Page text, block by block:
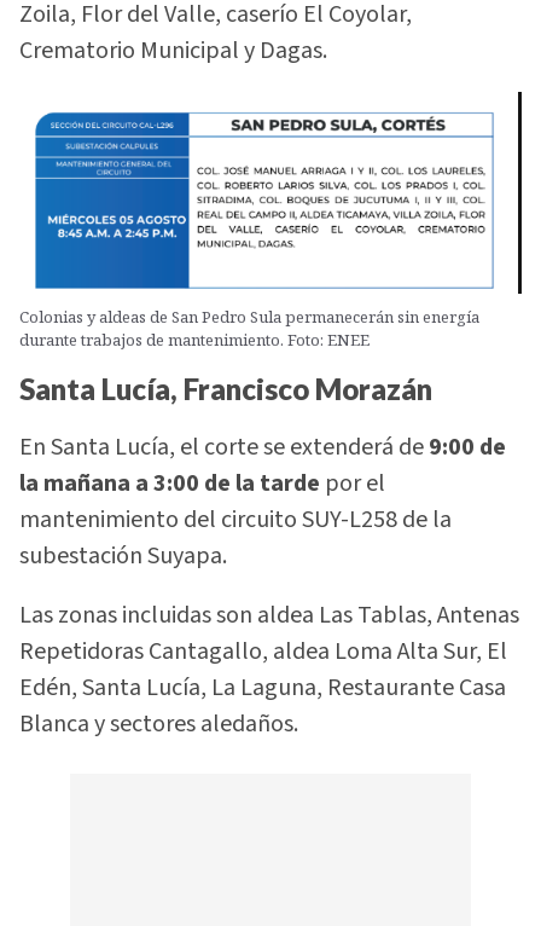
Zoila, Flor del Valle, caserío El Coyolar,
Crematorio Municipal y Dagas.
Colonias y aldeas de San Pedro Sula permanecerán sin energía
durante trabajos de mantenimiento. Foto: ENEE
Santa Lucía, Francisco Morazán
En Santa Lucía, el corte se extenderá de9:00 de
la mañana a 3:00 de la tarde por el
mantenimiento del circuito SUY-L258 de la
subestación Suyapa.
Las zonas incluidas son aldea Las Tablas, Antenas
Repetidoras Cantagallo, aldea Loma Alta Sur, El
Edén, Santa Lucía, La Laguna, Restaurante Casa
Blanca y sectores aledaños.